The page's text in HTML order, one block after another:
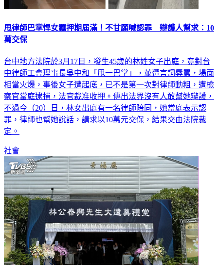
甩律師巴掌悍女羈押期屆滿！不甘願喊認罪 辯護人幫求：10
萬交保
台中地方法院於3月17日，發生45歲的林姓女子出庭，竟對台
中律師工會理事長吳中和「甩一巴掌」，並遭言詞辱罵，場面
相當火爆，事後女子遭起底，已不是第一次對律師動粗，遭檢
察官當庭逮捕，法官裁准收押。傳出法界沒有人敢幫她辯護，
不過今（20）日，林女出庭有一名律師陪同，她當庭表示認
罪，律師也幫她說話，請求以10萬元交保，結果交由法院裁
定。
社會